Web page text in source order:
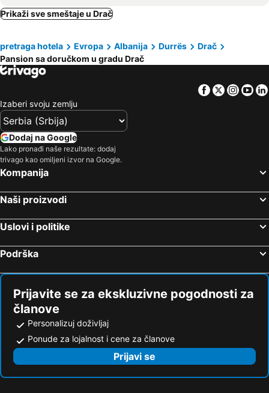
Kavaja, bed and breakfasts
Prikaži sve smeštaje u Drač
pretraga hotela Evropa Albanija Durrës
Drač
Pansion sa doručkom u gradu Drač
Facebook
Twitter
Izaberi svoju zemlju
Dodaj na Google
Lako pronađi naše rezultate: dodaj
trivago kao omiljeni izvor na Google.
Kompanija
Naši proizvodi
Uslovi i politike
Podrška
Prijavite se za ekskluzivne pogodnosti za
članove
Personalizuj doživljaj
Ponude za lojalnost i cene za članove
Prijavi se